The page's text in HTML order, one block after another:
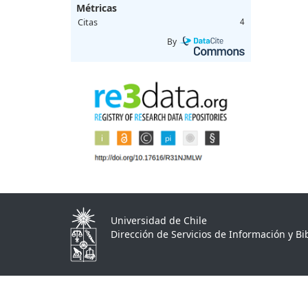
Métricas
Citas 4
By
Universidad de Chile
Dirección de Servicios de Información y